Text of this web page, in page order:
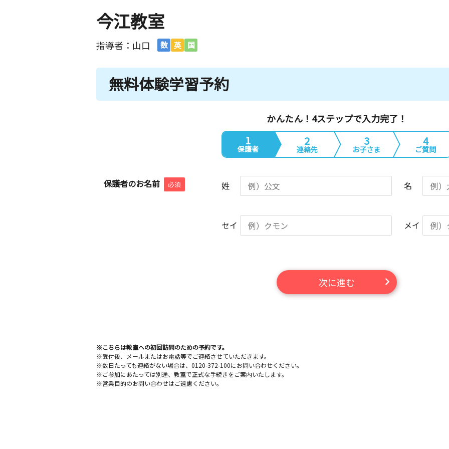
今江教室
指導者：山口 数 英 国
無料体験学習予約
かんたん！4ステップで入力完了！
1
保護者
2
連絡先
3
お子さま
4
ご質問
保護者のお名前 必須 姓 名
セイ メイ
次に進む
※こちらは教室への初回訪問のための予約です。
※受付後、メールまたはお電話等でご連絡させていただきます。
※数日たっても連絡がない場合は、0120-372-100にお問い合わせください。
※ご参加にあたっては別途、教室で正式な手続きをご案内いたします。
※営業目的のお問い合わせはご遠慮ください。